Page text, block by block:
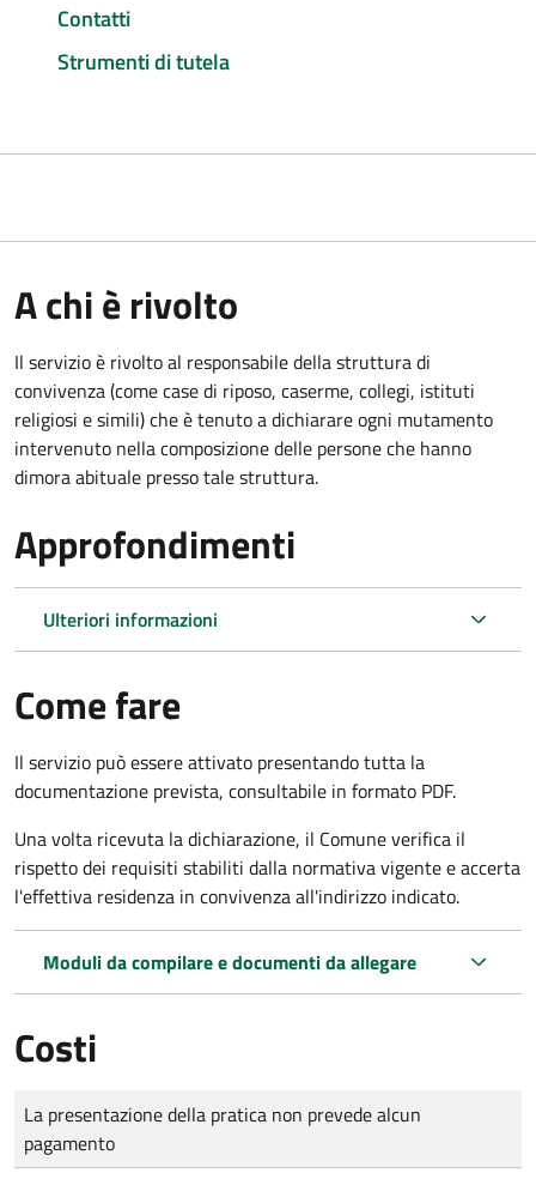
Contatti
Strumenti di tutela
A chi è rivolto
Il servizio è rivolto al responsabile della struttura di
convivenza (come case di riposo, caserme, collegi, istituti
religiosi e simili) che è tenuto a dichiarare ogni mutamento
intervenuto nella composizione delle persone che hanno
dimora abituale presso tale struttura.
Approfondimenti
Ulteriori informazioni
Come fare
Il servizio può essere attivato presentando tutta la
documentazione prevista, consultabile in formato PDF.
Una volta ricevuta la dichiarazione, il Comune verifica il
rispetto dei requisiti stabiliti dalla normativa vigente e accerta
l'effettiva residenza in convivenza all'indirizzo indicato.
Moduli da compilare e documenti da allegare
Costi
Tipo di pagamento
Importo
La presentazione della pratica non prevede alcun
pagamento